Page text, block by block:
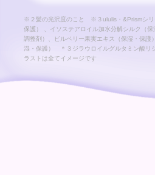
※２髪の光沢度のこと ※３ululis・&Prismシリ
保護） 、イソステアロイル加水分解シルク（
調整剤）、ビルベリー果実エキス（保湿・保護
湿・保護） ＊３ジラウロイルグルタミン酸リ
ラストは全てイメージです